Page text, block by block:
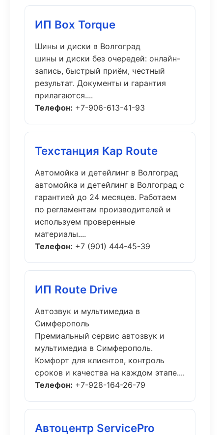
ИП Box Torque
Шины и диски в Волгоград
шины и диски без очередей: онлайн-
запись, быстрый приём, честный
результат. Документы и гарантия
прилагаются....
Телефон: +7-906-613-41-93
Техстанция Кар Route
Автомойка и детейлинг в Волгоград
автомойка и детейлинг в Волгоград с
гарантией до 24 месяцев. Работаем
по регламентам производителей и
используем проверенные
материалы....
Телефон: +7 (901) 444-45-39
ИП Route Drive
Автозвук и мультимедиа в
Симферополь
Премиальный сервис автозвук и
мультимедиа в Симферополь.
Комфорт для клиентов, контроль
сроков и качества на каждом этапе....
Телефон: +7-928-164-26-79
Автоцентр ServicePro